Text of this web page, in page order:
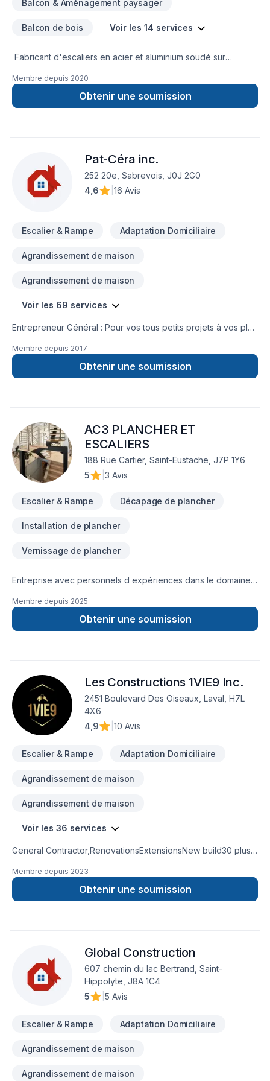
rapide et sans engagement!
Balcon & Aménagement paysager
Balcon de bois Voir les 14 services
Fabricant d'escaliers en acier et aluminium soudé sur
fibre de verre , en composite, en bois , en aluminium . Cloture
Membre depuis 2020
Obtenir une soumission
Pat-Céra inc.
252 20e, Sabrevois, J0J 2G0
4,6
16 Avis
Escalier & Rampe Adaptation Domiciliaire
Agrandissement de maison
Agrandissement de maison
Voir les 69 services
Entrepreneur Général : Pour vos tous petits projets à vos plus
de réalisez vos travaux tout en restant à votre
écoute. Service personnalisé !
Membre depuis 2017
Obtenir une soumission
AC3 PLANCHER ET
ESCALIERS
188 Rue Cartier, Saint-Eustache, J7P 1Y6
5
3 Avis
Escalier & Rampe Décapage de plancher
Installation de plancher
Vernissage de plancher
Entreprise avec personnels d expériences dans le domaine
expériences .Pour vos projets de : RÉPARATIONS -
INSTALLATIONS - INSERTIONS - SABLAGE - TEINTURES -
FINITIONS ( choix de vernis et pourcentages de lustre
magasin et entreprises pour vos choix de produits.Plusieurs
références d’entrepreneurs certifiés pour travaux généraux
et autres avec qui on travaille en collaboration sur des
chantiers avec plusieurs corps de métier .
Membre depuis 2025
Obtenir une soumission
Les Constructions 1VIE9 Inc.
2451 Boulevard Des Oiseaux, Laval, H7L
4X6
4,9
10 Avis
Escalier & Rampe Adaptation Domiciliaire
Agrandissement de maison
Agrandissement de maison
Voir les 36 services
General Contractor,RenovationsExtensionsNew build30 plus
remodeling basement remodel
Membre depuis 2023
Obtenir une soumission
Global Construction
607 chemin du lac Bertrand, Saint-
Hippolyte, J8A 1C4
5
5 Avis
Escalier & Rampe Adaptation Domiciliaire
Agrandissement de maison
Agrandissement de maison